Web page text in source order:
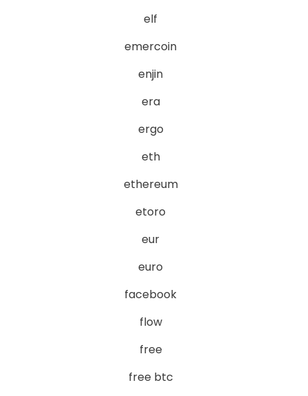
elf
emercoin
enjin
era
ergo
eth
ethereum
etoro
eur
euro
facebook
flow
free
free btc